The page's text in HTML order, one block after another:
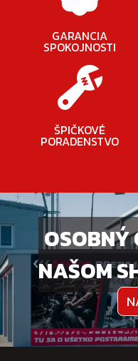
GARANCIA
SPOKOJNOSTI
ŠPIČKOVÉ
PORADENSTVO
OSOBNÝ
NAŠOM